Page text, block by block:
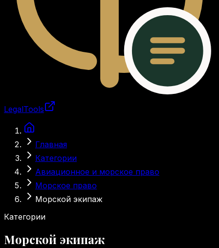
LegalTools
Перейти к основному содержимому
Главная
Категории
Авиационное и морское право
Морское право
Морской экипаж
Категории
Морской экипаж